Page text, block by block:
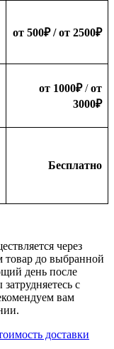
от 500₽/ от 2500₽
от 1000₽/от
3000₽
Бесплатно
через
до выбранной
день после
с
вам
доставки